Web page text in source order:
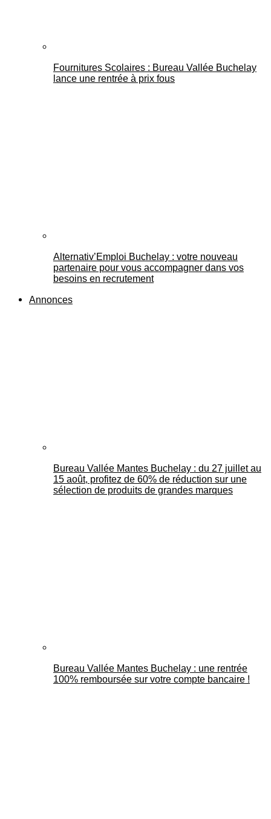
Fournitures Scolaires : Bureau Vallée Buchelay
lance une rentrée à prix fous
Alternativ’Emploi Buchelay : votre nouveau
partenaire pour vous accompagner dans vos
besoins en recrutement
Annonces
Bureau Vallée Mantes Buchelay : du 27 juillet au
15 août, profitez de 60% de réduction sur une
sélection de produits de grandes marques
Bureau Vallée Mantes Buchelay : une rentrée
100% remboursée sur votre compte bancaire !